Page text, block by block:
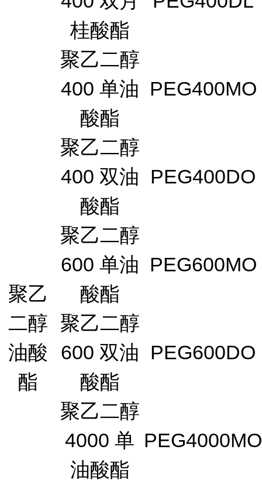
桂酸酯
聚乙
二醇
油酸
酯
聚乙二醇
400 单油
酸酯
PEG400MO
聚乙二醇
400 双油
酸酯
PEG400DO
聚乙二醇
600 单油
酸酯
PEG600MO
聚乙二醇
600 双油
酸酯
PEG600DO
聚乙二醇
4000 单
油酸酯
PEG4000MO